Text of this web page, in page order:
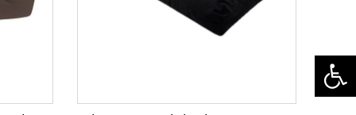
פתח סרגל נגישות